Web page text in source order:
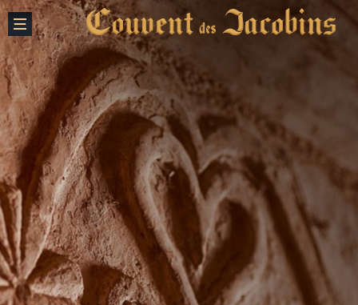
Fermer
Notre Histoire
creation vinium